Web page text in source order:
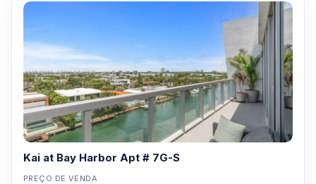
Kai at Bay Harbor Apt # 7G-S
PREÇO DE VENDA